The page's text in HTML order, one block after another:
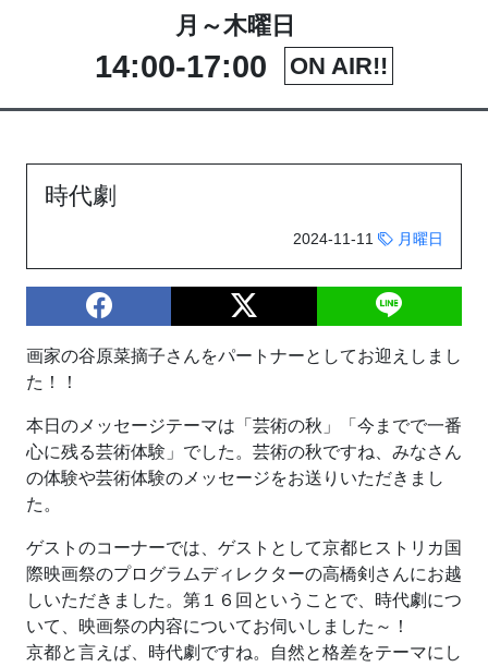
月～木曜日
14:00-17:00 ON AIR!!
時代劇
2024-11-11 月曜日
画家の谷原菜摘子さんをパートナーとしてお迎えしまし
た！！
本日のメッセージテーマは「芸術の秋」「今までで一番
心に残る芸術体験」でした。芸術の秋ですね、みなさん
の体験や芸術体験のメッセージをお送りいただきまし
た。
ゲストのコーナーでは、ゲストとして京都ヒストリカ国
際映画祭のプログラムディレクターの高橋剣さんにお越
しいただきました。第１６回ということで、時代劇につ
いて、映画祭の内容についてお伺いしました～！
京都と言えば、時代劇ですね。自然と格差をテーマにし